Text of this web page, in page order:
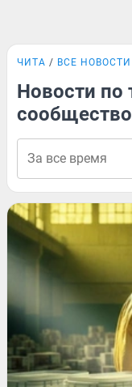
ЧИТА ВСЕ НОВОСТИ
Новости по
сообщество